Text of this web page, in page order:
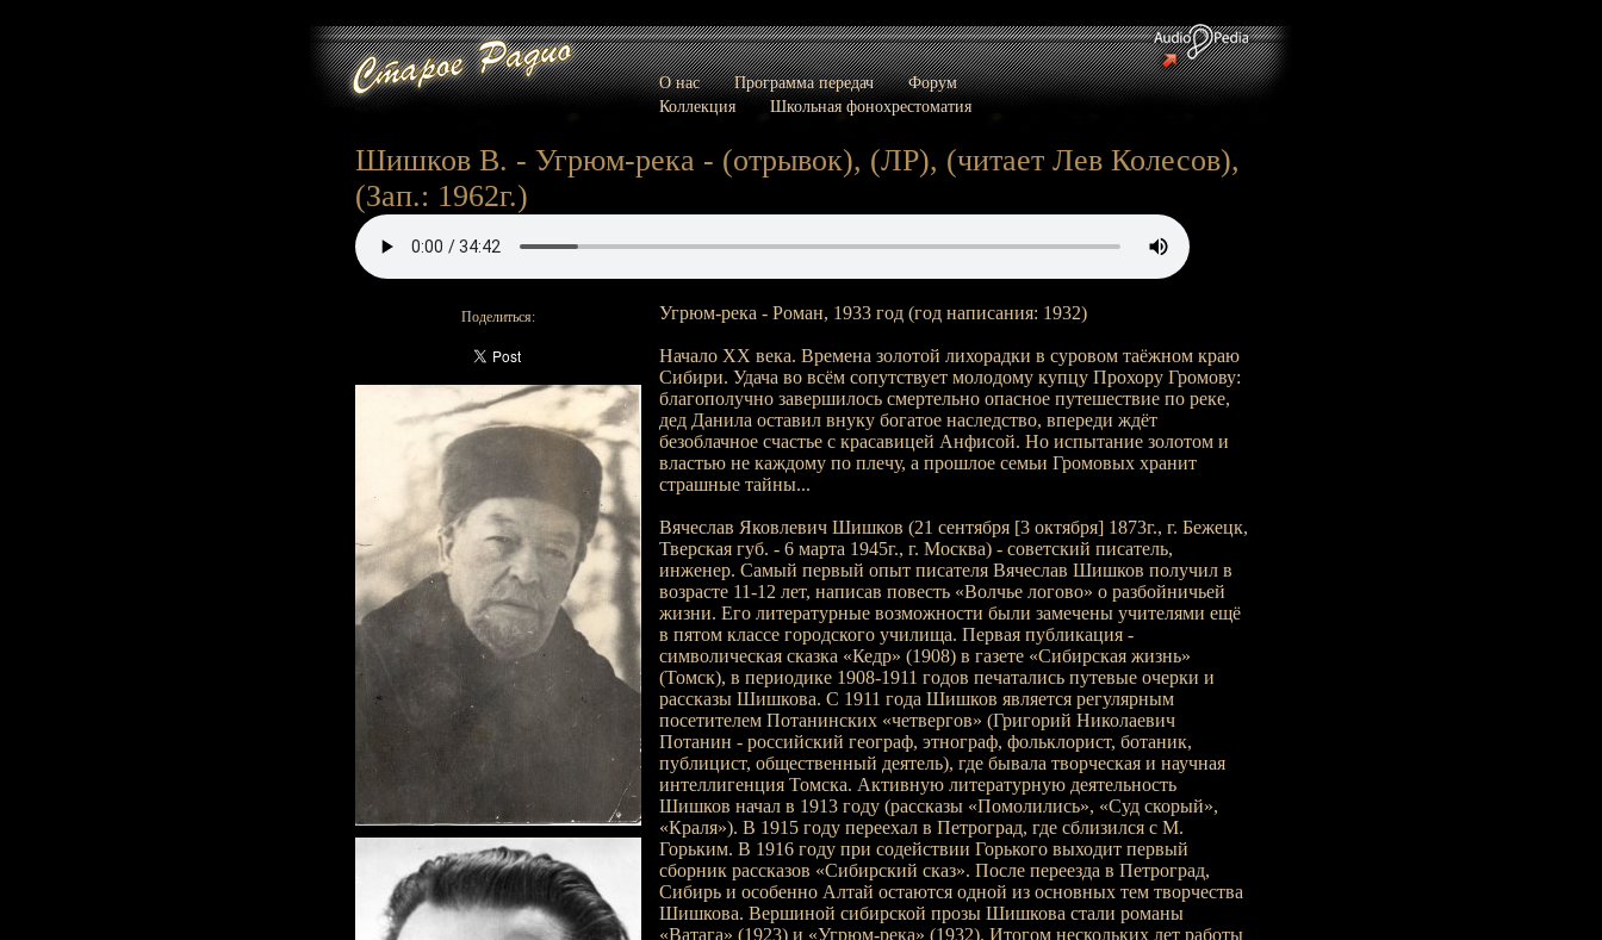
О нас Программа передач
Форум
Коллекция
Школьная фонохрестоматия
Шишков В. - Угрюм-река - (отрывок), (ЛР), (читает Лев Колесов),
(Зап.: 1962г.)
Поделиться: Угрюм-река - Роман, 1933 год (год написания: 1932)
Начало XX века. Времена золотой лихорадки в суровом таёжном краю
Cибири. Удача во всём сопутствует молодому купцу Прохору Громову:
благополучно завершилось смертельно опасное путешествие по реке,
дед Данила оставил внуку богатое наследство, впереди ждёт
безоблачное счастье с красавицей Анфисой. Но испытание золотом и
властью не каждому по плечу, а прошлое семьи Громовых хранит
страшные тайны...
Вячеслав Яковлевич Шишков (21 сентября [3 октября] 1873г., г. Бежецк,
Тверская губ. - 6 марта 1945г., г. Москва) - советский писатель,
инженер. Самый первый опыт писателя Вячеслав Шишков получил в
возрасте 11-12 лет, написав повесть «Волчье логово» о разбойничьей
жизни. Его литературные возможности были замечены учителями ещё
в пятом классе городского училища. Первая публикация -
символическая сказка «Кедр» (1908) в газете «Сибирская жизнь»
(Томск), в периодике 1908-1911 годов печатались путевые очерки и
рассказы Шишкова. С 1911 года Шишков является регулярным
посетителем Потанинских «четвергов» (Григорий Николаевич
Потанин - российский географ, этнограф, фольклорист, ботаник,
публицист, общественный деятель), где бывала творческая и научная
интеллигенция Томска. Активную литературную деятельность
Шишков начал в 1913 году (рассказы «Помолились», «Суд скорый»,
«Краля»). В 1915 году переехал в Петроград, где сблизился с М.
Горьким. В 1916 году при содействии Горького выходит первый
сборник рассказов «Сибирский сказ». После переезда в Петроград,
Сибирь и особенно Алтай остаются одной из основных тем творчества
Шишкова. Вершиной сибирской прозы Шишкова стали романы
«Ватага» (1923) и «Угрюм-река» (1932). Итогом нескольких лет работы